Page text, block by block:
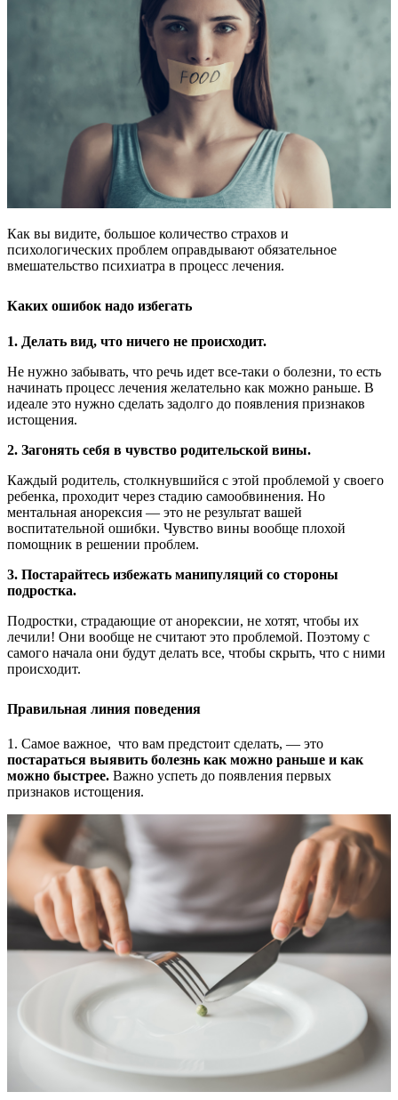
Как вы видите, большое количество страхов и
психологических проблем оправдывают обязательное
вмешательство психиатра в процесс лечения.
Каких ошибок надо избегать
1. Делать вид, что ничего не происходит.
Не нужно забывать, что речь идет все-таки о болезни, то есть
начинать процесс лечения желательно как можно раньше. В
идеале это нужно сделать задолго до появления признаков
истощения.
2. Загонять себя в чувство родительской вины.
Каждый родитель, столкнувшийся с этой проблемой у своего
ребенка, проходит через стадию самообвинения. Но
ментальная анорексия — это не результат вашей
воспитательной ошибки. Чувство вины вообще плохой
помощник в решении проблем.
3. Постарайтесь избежать манипуляций со стороны
подростка.
Подростки, страдающие от анорексии, не хотят, чтобы их
лечили! Они вообще не считают это проблемой. Поэтому с
самого начала они будут делать все, чтобы скрыть, что с ними
происходит.
Правильная линия поведения
1. Самое важное, что вам предстоит сделать, — это
постараться выявить болезнь как можно раньше и как
можно быстрее. Важно успеть до появления первых
признаков истощения.